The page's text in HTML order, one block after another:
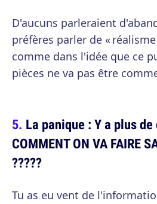
D'aucuns parleraient
préfères parler de «
comme dans l'idée que ce
pièces ne va pas être
La panique : Y a plus
COMMENT ON VA FAIRE
?????
Tu as eu vent de